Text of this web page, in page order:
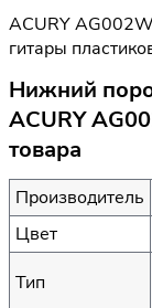
ACURY
гитары
Нижний
ACURY
товара
Производитель
Цвет
Тип